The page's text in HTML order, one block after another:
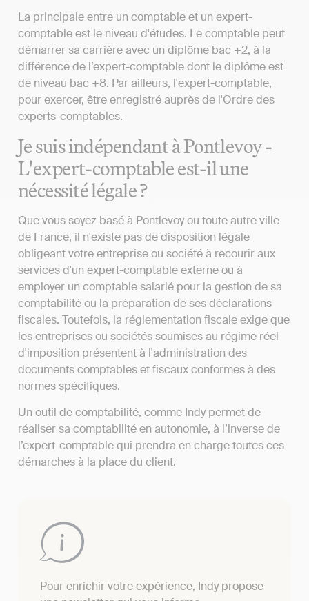
La principale entre un comptable et un expert-
comptable est le niveau d'études. Le comptable peut
démarrer sa carrière avec un diplôme bac +2, à la
différence de l’expert-comptable dont le diplôme est
de niveau bac +8. Par ailleurs, l'expert-comptable,
pour exercer, être enregistré auprès de l'Ordre des
experts-comptables.
Je suis indépendant à Pontlevoy -
L'expert-comptable est-il une
nécessité légale ?
Que vous soyez basé à Pontlevoy ou toute autre ville
de France, il n'existe pas de disposition légale
obligeant votre entreprise ou société à recourir aux
services d'un expert-comptable externe ou à
employer un comptable salarié pour la gestion de sa
comptabilité ou la préparation de ses déclarations
fiscales. Toutefois, la réglementation fiscale exige que
les entreprises ou sociétés soumises au régime réel
d'imposition présentent à l'administration des
documents comptables et fiscaux conformes à des
normes spécifiques.
Un outil de comptabilité, comme Indy permet de
réaliser sa comptabilité en autonomie, à l’inverse de
l’expert-comptable qui prendra en charge toutes ces
démarches à la place du client.
Pour enrichir votre expérience, Indy propose